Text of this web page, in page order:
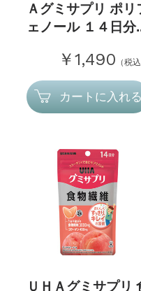
Ａグミサプリ ポリ
ェノール １４日分
￥1,490 （税込
カートに入れる
ＵＨＡグミサプリ